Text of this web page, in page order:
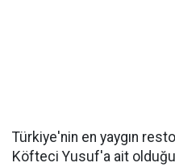
Türkiye'nin en yaygın
Köfteci Yusuf'a ait